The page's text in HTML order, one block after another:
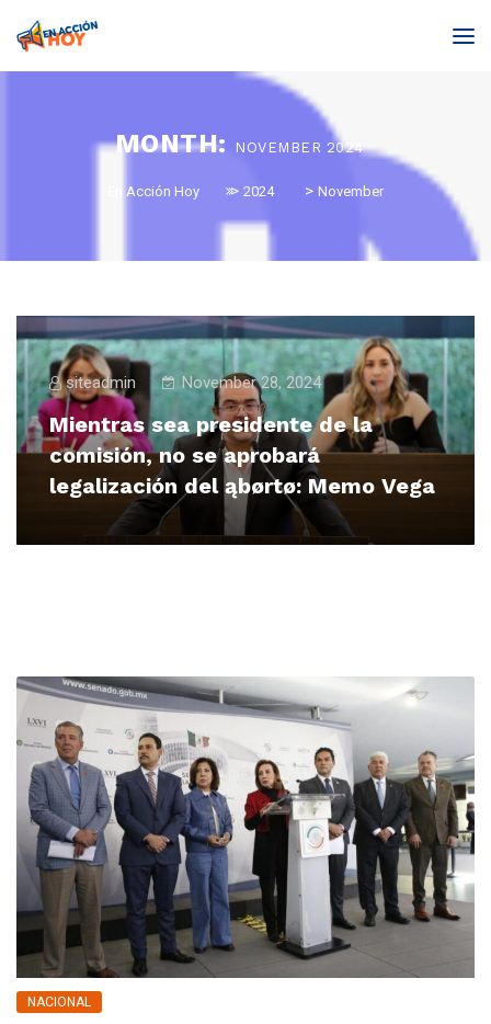
MONTH: NOVEMBER 2024
En Acción Hoy > 2024 > November
siteadmin November 28, 2024
Mientras sea presidente de la
comisión, no se aprobará
legalización del ąbørtø: Memo Vega
NACIONAL